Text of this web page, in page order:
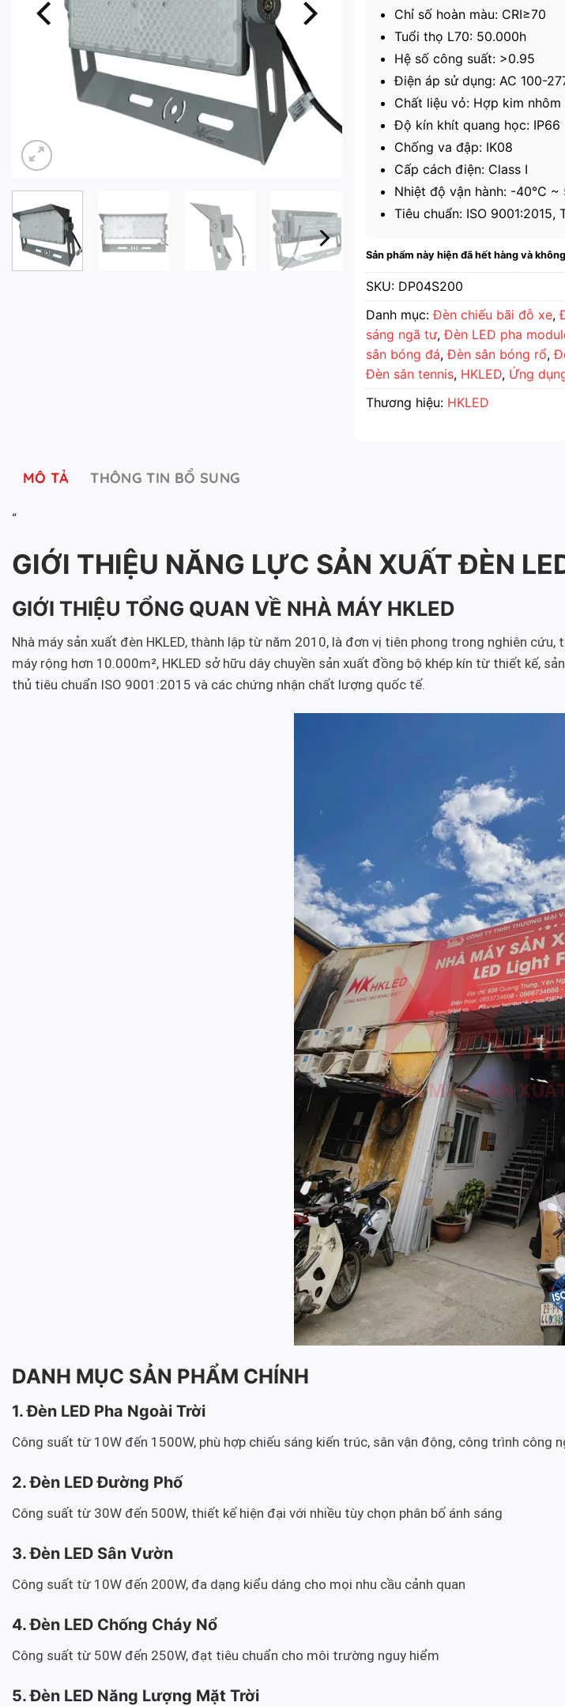
Chỉ số hoàn màu: CRI≥70
Tuổi thọ L70: 50.000h
Hệ số công suất: >0.95
Điện áp sử dụng: AC 100-
Chất liệu vỏ: Hợp kim
Độ kín khít quang học: IP66
Chống va đập: IK08
Cấp cách điện: Class I
Nhiệt độ vận hành: -40℃
Tiêu chuẩn: ISO 9001:2015,
Sản phẩm này hiện đã hết hàng và
SKU: DP04S200
Danh mục:Đèn chiếu bãi đỗ xe,
sáng ngã tư,Đèn LED pha
sân bóng đá,Đèn sân bóng rổ,
Đèn sân tennis, HKLED, Ứng
Thương hiệu: HKLED
MÔ TẢ THÔNG TIN BỔ SUNG
“
GIỚI THIỆU NĂNG LỰC SẢN XUẤT ĐÈN
GIỚI THIỆU TỔNG QUAN VỀ NHÀ MÁY HKLED
Nhà máy sản xuất đèn HKLED, thành lập từ năm 2010, là đơn vị tiên phong trong nghiên
máy rộng hơn 10.000m², HKLED sở hữu dây chuyền sản xuất đồng bộ khép kín từ thiết kế,
thủ tiêu chuẩn ISO 9001:2015 và các chứng nhận chất lượng quốc tế.
DANH MỤC SẢN PHẨM CHÍNH
1. Đèn LED Pha Ngoài Trời
Công suất từ 10W đến 1500W, phù hợp chiếu sáng kiến trúc, sân vận động, công trình công
2. Đèn LED Đường Phố
Công suất từ 30W đến 500W, thiết kế hiện đại với nhiều tùy chọn phân bố ánh sáng
3. Đèn LED Sân Vườn
Công suất từ 10W đến 200W, đa dạng kiểu dáng cho mọi nhu cầu cảnh quan
4. Đèn LED Chống Cháy Nổ
Công suất từ 50W đến 250W, đạt tiêu chuẩn cho môi trường nguy hiểm
5. Đèn LED Năng Lượng Mặt Trời